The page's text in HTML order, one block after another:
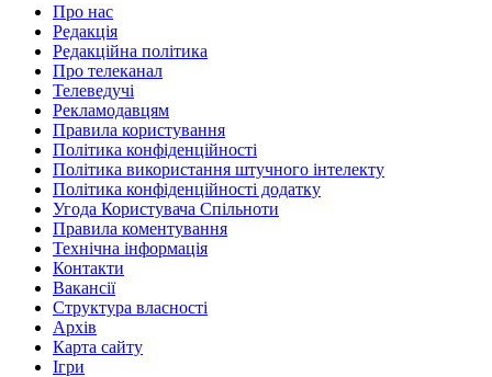
Про нас
Редакція
Редакційна політика
Про телеканал
Телеведучі
Рекламодавцям
Правила користування
Політика конфіденційності
Політика використання штучного інтелекту
Політика конфіденційності додатку
Угода Користувача Спільноти
Правила коментування
Технічна інформація
Контакти
Вакансії
Структура власності
Архів
Карта сайту
Ігри